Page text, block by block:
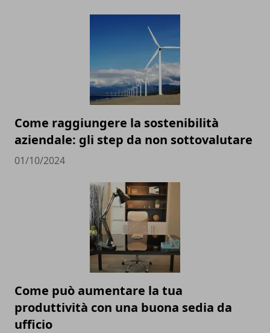
Come raggiungere la sostenibilità
aziendale: gli step da non sottovalutare
01/10/2024
Come può aumentare la tua
produttività con una buona sedia da
ufficio